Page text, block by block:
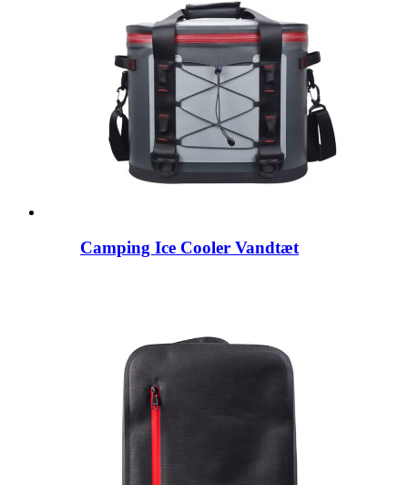
Camping Ice Cooler Vandtæt